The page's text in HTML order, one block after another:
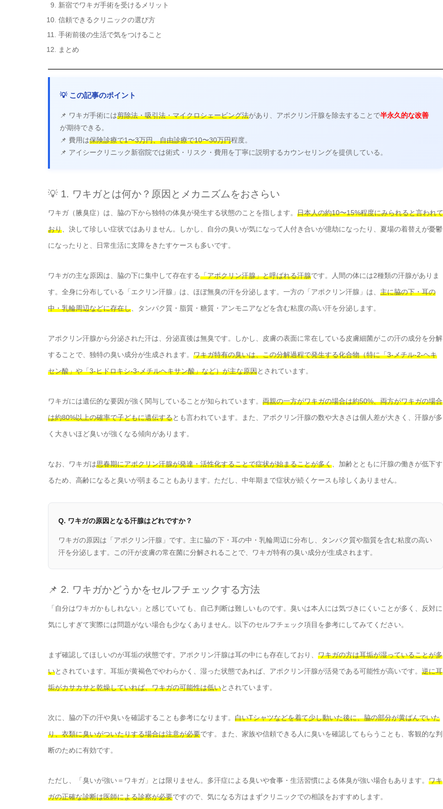
新宿でワキガ手術を受けるメリット
信頼できるクリニックの選び方
手術前後の生活で気をつけること
まとめ
💡 この記事のポイント
📌 ワキガ手術には剪除法・吸引法・マイクロシェービング法があり、アポクリン汗腺を除去することで半永久的な改善
が期待できる。
📌 費用は保険診療で1〜3万円、自由診療で10〜30万円程度。
📌 アイシークリニック新宿院では術式・リスク・費用を丁寧に説明するカウンセリングを提供している。
💡 1. ワキガとは何か？原因とメカニズムをおさらい
ワキガ（腋臭症）は、脇の下から独特の体臭が発生する状態のことを指します。 日本人の約10〜15%程度にみられると言われて
おり 、決して珍しい症状ではありません。しかし、自分の臭いが気になって人付き合いが億劫になったり、夏場の着替えが憂鬱
になったりと、日常生活に支障をきたすケースも多いです。
ワキガの主な原因は、脇の下に集中して存在する「アポクリン汗腺」と呼ばれる汗腺です。人間の体には2種類の汗腺がありま
す。全身に分布している「エクリン汗腺」は、ほぼ無臭の汗を分泌します。一方の「アポクリン汗腺」は、 主に脇の下・耳の
中・乳輪周辺などに存在し 、タンパク質・脂質・糖質・アンモニアなどを含む粘度の高い汗を分泌します。
アポクリン汗腺から分泌された汗は、分泌直後は無臭です。しかし、皮膚の表面に常在している皮膚細菌がこの汗の成分を分解
することで、独特の臭い成分が生成されます。 ワキガ特有の臭いは、この分解過程で発生する化合物（特に「3-メチル-2-ヘキ
セン酸」や「3-ヒドロキシ-3-メチルヘキサン酸」など）が主な原因とされています。
ワキガには遺伝的な要因が強く関与していることが知られています。 両親の一方がワキガの場合は約50%、両方がワキガの場合
は約80%以上の確率で子どもに遺伝するとも言われています。また、アポクリン汗腺の数や大きさは個人差が大きく、汗腺が多
く大きいほど臭いが強くなる傾向があります。
なお、ワキガは思春期にアポクリン汗腺が発達・活性化することで症状が始まることが多く 、加齢とともに汗腺の働きが低下す
るため、高齢になると臭いが弱まることもあります。ただし、中年期まで症状が続くケースも珍しくありません。
Q. ワキガの原因となる汗腺はどれですか？
ワキガの原因は「アポクリン汗腺」です。主に脇の下・耳の中・乳輪周辺に分布し、タンパク質や脂質を含む粘度の高い
汗を分泌します。この汗が皮膚の常在菌に分解されることで、ワキガ特有の臭い成分が生成されます。
📌 2. ワキガかどうかをセルフチェックする方法
「自分はワキガかもしれない」と感じていても、自己判断は難しいものです。臭いは本人には気づきにくいことが多く、反対に
気にしすぎて実際には問題がない場合も少なくありません。以下のセルフチェック項目を参考にしてみてください。
まず確認してほしいのが耳垢の状態です。アポクリン汗腺は耳の中にも存在しており、 ワキガの方は耳垢が湿っていることが多
いとされています。耳垢が黄褐色でやわらかく、湿った状態であれば、アポクリン汗腺が活発である可能性が高いです。 逆に耳
垢がカサカサと乾燥していれば、ワキガの可能性は低いとされています。
次に、脇の下の汗や臭いを確認することも参考になります。 白いTシャツなどを着て少し動いた後に、脇の部分が黄ばんでいた
り、衣類に臭いがついたりする場合は注意が必要です。また、家族や信頼できる人に臭いを確認してもらうことも、客観的な判
断のために有効です。
ただし、「臭いが強い＝ワキガ」とは限りません。多汗症による臭いや食事・生活習慣による体臭が強い場合もあります。 ワキ
ガの正確な診断は医師による診察が必要ですので、気になる方はまずクリニックでの相談をおすすめします。